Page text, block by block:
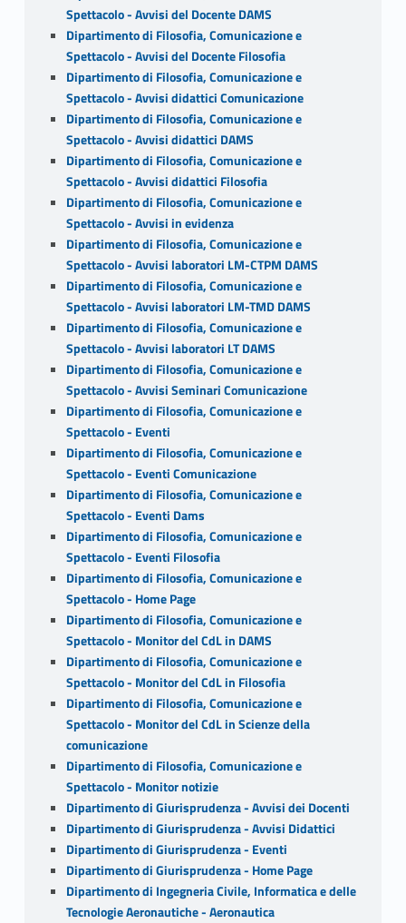
Spettacolo - Avvisi del Docente DAMS
Dipartimento di Filosofia, Comunicazione e
Spettacolo - Avvisi del Docente Filosofia
Dipartimento di Filosofia, Comunicazione e
Spettacolo - Avvisi didattici Comunicazione
Dipartimento di Filosofia, Comunicazione e
Spettacolo - Avvisi didattici DAMS
Dipartimento di Filosofia, Comunicazione e
Spettacolo - Avvisi didattici Filosofia
Dipartimento di Filosofia, Comunicazione e
Spettacolo - Avvisi in evidenza
Dipartimento di Filosofia, Comunicazione e
Spettacolo - Avvisi laboratori LM-CTPM DAMS
Dipartimento di Filosofia, Comunicazione e
Spettacolo - Avvisi laboratori LM-TMD DAMS
Dipartimento di Filosofia, Comunicazione e
Spettacolo - Avvisi laboratori LT DAMS
Dipartimento di Filosofia, Comunicazione e
Spettacolo - Avvisi Seminari Comunicazione
Dipartimento di Filosofia, Comunicazione e
Spettacolo - Eventi
Dipartimento di Filosofia, Comunicazione e
Spettacolo - Eventi Comunicazione
Dipartimento di Filosofia, Comunicazione e
Spettacolo - Eventi Dams
Dipartimento di Filosofia, Comunicazione e
Spettacolo - Eventi Filosofia
Dipartimento di Filosofia, Comunicazione e
Spettacolo - Home Page
Dipartimento di Filosofia, Comunicazione e
Spettacolo - Monitor del CdL in DAMS
Dipartimento di Filosofia, Comunicazione e
Spettacolo - Monitor del CdL in Filosofia
Dipartimento di Filosofia, Comunicazione e
Spettacolo - Monitor del CdL in Scienze della
comunicazione
Dipartimento di Filosofia, Comunicazione e
Spettacolo - Monitor notizie
Dipartimento di Giurisprudenza - Avvisi dei Docenti
Dipartimento di Giurisprudenza - Avvisi Didattici
Dipartimento di Giurisprudenza - Eventi
Dipartimento di Giurisprudenza - Home Page
Dipartimento di Ingegneria Civile, Informatica e delle
Tecnologie Aeronautiche - Aeronautica